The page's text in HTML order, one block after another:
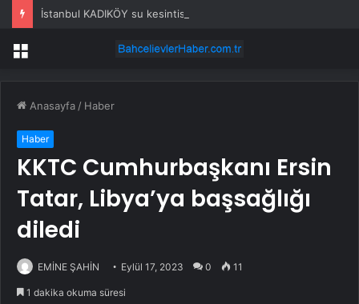
Menü
Anasayfa / Haber
Haber
KKTC Cumhurbaşkanı Ersin
Tatar, Libya’ya başsağlığı
diledi
EMİNE ŞAHİN Eylül 17, 2023 0 11
1 dakika okuma süresi